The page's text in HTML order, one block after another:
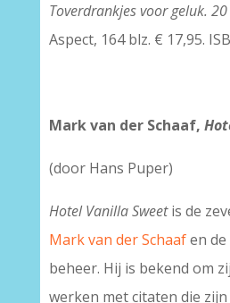
Toverdrankjes voor geluk.
Aspect, 164 blz. € 17,95.
Mark van der Schaaf,
(door Hans Puper)
Hotel Vanilla Sweetis de
Mark van der Schaafen de
beheer. Hij is bekend om
werken met citaten die